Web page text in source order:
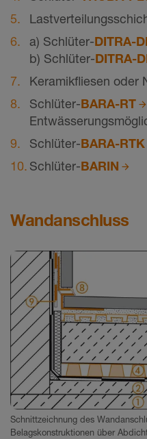
a) Schlüter-DITRA-
b) Schlüter-DITRA-
Keramikfliesen oder
Schlüter-BARA-RT
Schlüter-BARA-RTK
Schlüter-BARIN
Wandanschluss
Schnittzeichnung des
Belagskonstruktionen über